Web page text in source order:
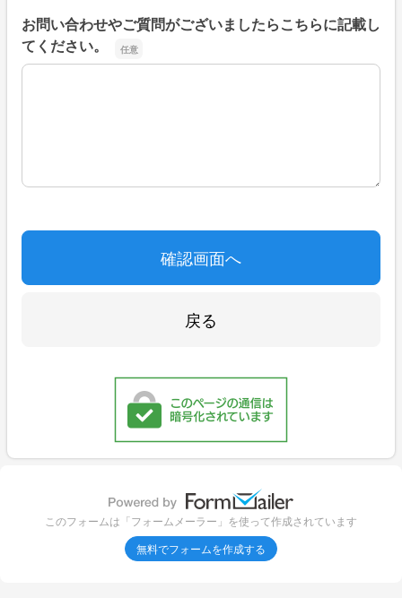
お問い合わせやご質問がございましたらこちらに記載し
てください。
お問い合わせやご質問がございましたらこちらに記載して
このフォームは「フォームメーラー」を使って作成されています
無料でフォームを作成する